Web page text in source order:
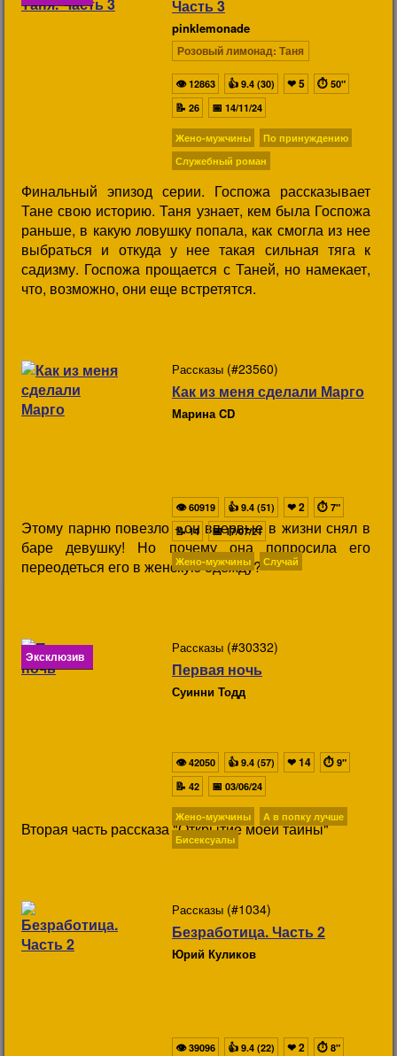
Часть 3
pinklemonade
Розовый лимонад: Таня
Финальный эпизод серии. Госпожа рассказывает
Тане свою историю. Таня узнает, кем была Госпожа
раньше, в какую ловушку попала, как смогла из нее
выбраться и откуда у нее такая сильная тяга к
садизму. Госпожа прощается с Таней, но намекает,
что, возможно, они еще встретятся.
👁12863 👍 9.4 (30) ❤5 ⏱ 50"
📝 26 📅 14/11/24
Жено-мужчины
По принуждению
Служебный роман
Рассказы (#23560)
Как из меня сделали Марго
Марина CD
Этому парню повезло - он впервые в жизни снял в
баре девушку! Но почему она попросила его
переодеться его в женскую одежду?
👁60919 👍 9.4 (51) ❤2 ⏱ 7"
📝14 📅17/07/21
Жено-мужчины Случай
Эксклюзив
Рассказы (#30332)
Первая ночь
Суинни Тодд
Вторая часть рассказа "Открытие моей тайны"
👁42050 👍 9.4 (57) ❤14 ⏱ 9"
📝 42 📅 03/06/24
Жено-мужчины
А в попку лучше
Бисексуалы
Рассказы (#1034)
Безработица. Часть 2
Юрий Куликов
👁39096 👍 9.4 (22) ❤2 ⏱ 8"